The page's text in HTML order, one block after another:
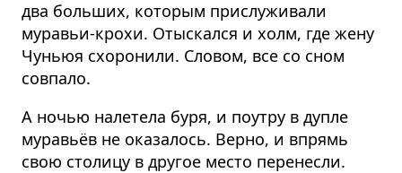
два больших, которым прислуживали
муравьи-крохи. Отыскался и холм, где жену
Чуньюя схоронили. Словом, все со сном
совпало.
А ночью налетела буря, и поутру в дупле
муравьёв не оказалось. Верно, и впрямь
свою столицу в другое место перенесли.